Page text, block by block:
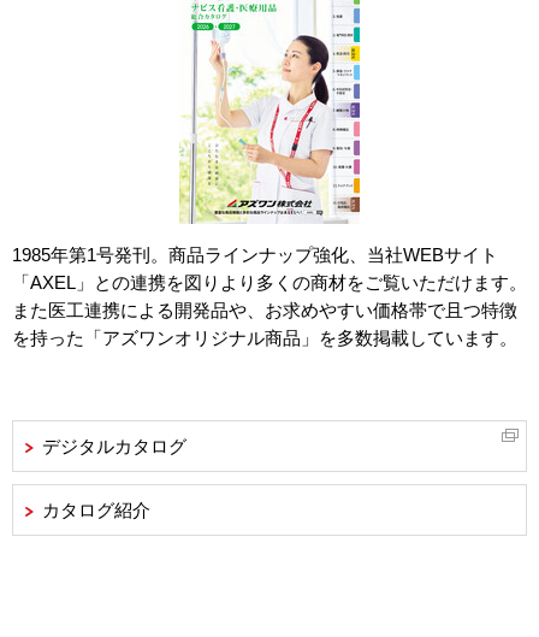
1985年第1号発刊。商品ラインナップ強化、当社WEBサイト
「AXEL」との連携を図りより多くの商材をご覧いただけます。
また医工連携による開発品や、お求めやすい価格帯で且つ特徴
を持った「アズワンオリジナル商品」を多数掲載しています。
デジタルカタログ
カタログ紹介